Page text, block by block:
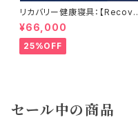
リカバリー健康寝具：【Recove
rion】リカバリオン掛け布団＜プ
ラウシオン加工＞150×210cm
¥66,000
25%OFF
セール中の商品